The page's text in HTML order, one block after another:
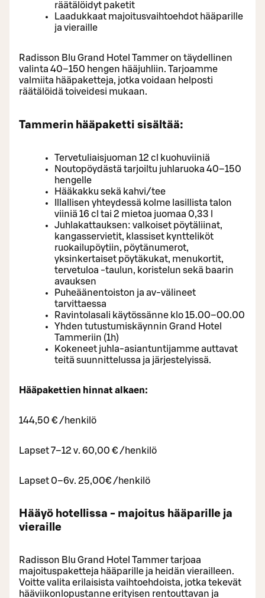
räätälöidyt paketit
Laadukkaat majoitusvaihtoehdot hääparille
ja vieraille
Radisson Blu Grand Hotel Tammer on täydellinen
valinta 40–150 hengen hääjuhliin. Tarjoamme
valmiita hääpaketteja, jotka voidaan helposti
räätälöidä toiveidesi mukaan.
Tammerin hääpaketti sisältää:
Tervetuliaisjuoman 12 cl kuohuviiniä
Noutopöydästä tarjoiltu juhlaruoka 40–150
hengelle
Hääkakku sekä kahvi/tee
Illallisen yhteydessä kolme lasillista talon
viiniä 16 cl tai 2 mietoa juomaa 0,33 l
Juhlakattauksen: valkoiset pöytäliinat,
kangasservietit, klassiset kyntteliköt
ruokailupöytiin, pöytänumerot,
yksinkertaiset pöytäkukat, menukortit,
tervetuloa -taulun, koristelun sekä baarin
avauksen
Puheäänentoiston ja av-välineet
tarvittaessa
Ravintolasali käytössänne klo 15.00–00.00
Yhden tutustumiskäynnin Grand Hotel
Tammeriin (1h)
Kokeneet juhla-asiantuntijamme auttavat
teitä suunnittelussa ja järjestelyissä.
Hääpakettien hinnat alkaen:
144,50 € /henkilö
Lapset 7–12 v. 60,00 € /henkilö
Lapset 0–6v. 25,00€ /henkilö
Hääyö hotellissa - majoitus hääparille ja
vieraille
Radisson Blu Grand Hotel Tammer tarjoaa
majoituspaketteja hääparille ja heidän vierailleen.
Voitte valita erilaisista vaihtoehdoista, jotka tekevät
hääviikonlopustanne erityisen rentouttavan ja